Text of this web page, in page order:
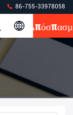
86-755-33978058